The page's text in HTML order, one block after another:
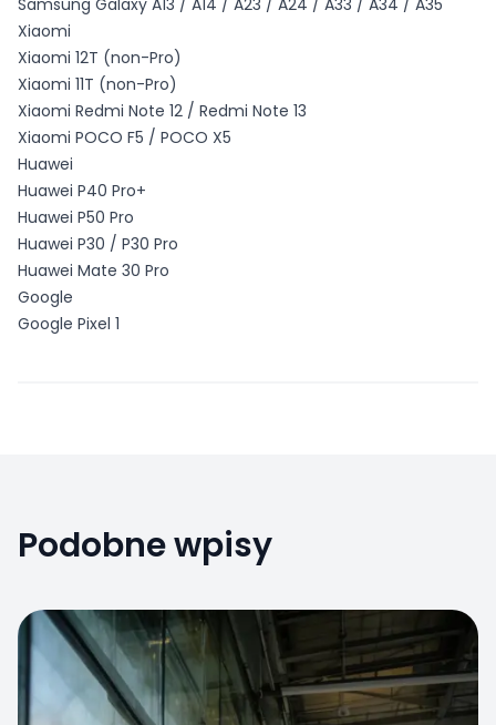
Samsung Galaxy A13 / A14 / A23 / A24 / A33 / A34 / A35
Xiaomi
Xiaomi 12T (non-Pro)
Xiaomi 11T (non-Pro)
Xiaomi Redmi Note 12 / Redmi Note 13
Xiaomi POCO F5 / POCO X5
Huawei
Huawei P40 Pro+
Huawei P50 Pro
Huawei P30 / P30 Pro
Huawei Mate 30 Pro
Google
Google Pixel 1
Podobne wpisy